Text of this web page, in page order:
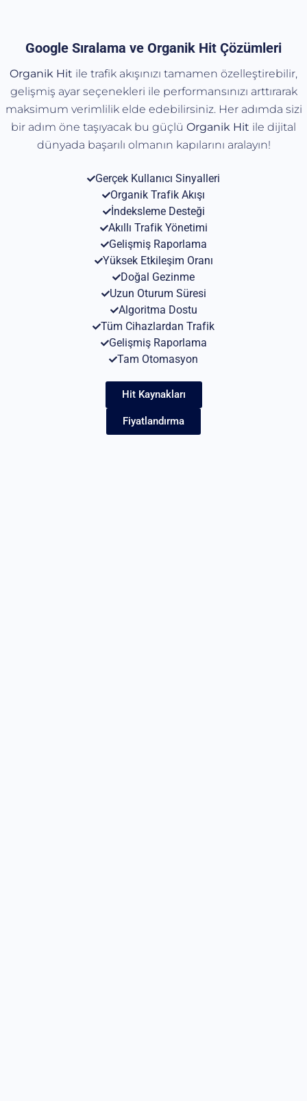
Google Sıralama ve Organik Hit Çözümleri
Organik Hit ile trafik akışınızı tamamen özelleştirebilir,
gelişmiş ayar seçenekleri ile performansınızı arttırarak
maksimum verimlilik elde edebilirsiniz. Her adımda sizi
bir adım öne taşıyacak bu güçlü Organik Hit ile dijital
dünyada başarılı olmanın kapılarını aralayın!
Gerçek Kullanıcı Sinyalleri
Organik Trafik Akışı
İndeksleme Desteği
Akıllı Trafik Yönetimi
Gelişmiş Raporlama
Yüksek Etkileşim Oranı
Doğal Gezinme
Uzun Oturum Süresi
Algoritma Dostu
Tüm Cihazlardan Trafik
Gelişmiş Raporlama
Tam Otomasyon
Hit Kaynakları
Fiyatlandırma